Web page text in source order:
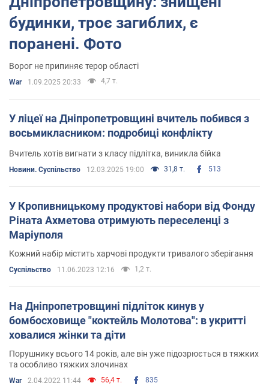
будинки, троє загиблих, є
поранені. Фото
Ворог не припиняє терор області
War 1.09.2025 20:33 4,7 т.
У ліцеї на Дніпропетровщині вчитель побився з
восьмикласником: подробиці конфлікту
Вчитель хотів вигнати з класу підлітка, виникла бійка
Новини. Суспільство 12.03.2025 19:00 31,8 т. 513
У Кропивницькому продуктові набори від Фонду
Ріната Ахметова отримують переселенці з
Маріуполя
Кожний набір містить харчові продукти тривалого зберігання
Суспільство 11.06.2023 12:16 1,2 т.
На Дніпропетровщині підліток кинув у
бомбосховище "коктейль Молотова": в укритті
ховалися жінки та діти
Порушнику всього 14 років, але він уже підозрюється в тяжких
та особливо тяжких злочинах
War 2.04.2022 11:44 56,4 т. 835